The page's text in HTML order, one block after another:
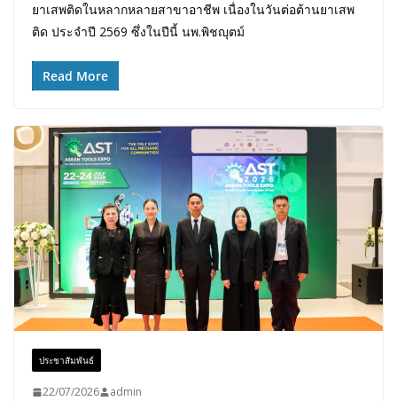
ยาเสพติดในหลากหลายสาขาอาชีพ เนื่องในวันต่อต้านยาเสพ
ติด ประจำปี 2569 ซึ่งในปีนี้ นพ.พิชญุตม์
Read More
ประชาสัมพันธ์
22/07/2026 admin